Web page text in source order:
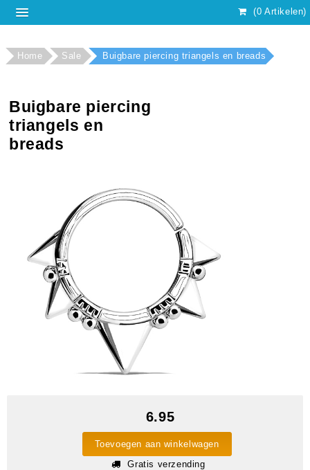
(0 Artikelen)
Home Sale Buigbare piercing triangels en breads
Buigbare piercing
triangels en
breads
6.95
Toevoegen aan winkelwagen
Gratis verzending